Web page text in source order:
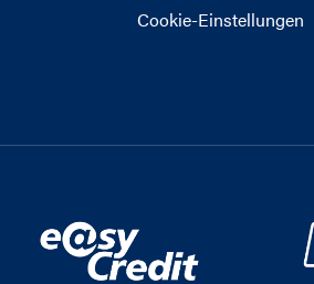
Cookie-Einstellungen